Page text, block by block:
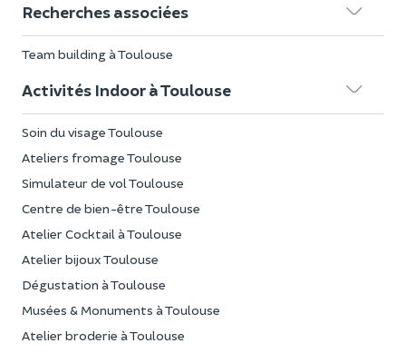
Recherches associées
Team building à Toulouse
Activités Indoor à Toulouse
Soin du visage Toulouse
Ateliers fromage Toulouse
Simulateur de vol Toulouse
Centre de bien-être Toulouse
Atelier Cocktail à Toulouse
Atelier bijoux Toulouse
Dégustation à Toulouse
Musées & Monuments à Toulouse
Atelier broderie à Toulouse